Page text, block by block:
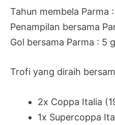
Tahun membela Parma
Penampilan bersama
Gol bersama Parma : 5
Trofi yang diraih
2x Coppa Italia
1x Supercoppa